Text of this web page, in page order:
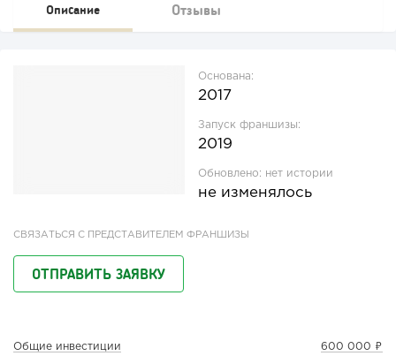
Описание Отзывы
Основана:
2017
Запуск франшизы:
2019
Обновлено: нет истории
не изменялось
СВЯЗАТЬСЯ С ПРЕДСТАВИТЕЛЕМ ФРАНШИЗЫ
ОТПРАВИТЬ ЗАЯВКУ
Общие инвестиции 600 000 ₽